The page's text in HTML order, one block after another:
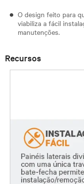
O design feito para
viabiliza a fácil
manutenções.
Recursos